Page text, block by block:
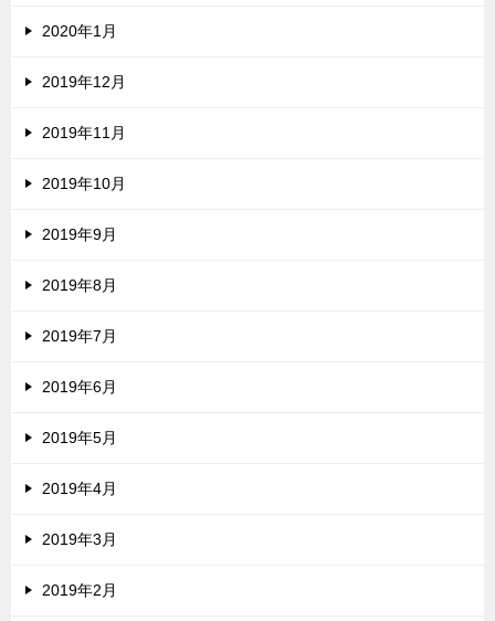
2020年1月
2019年12月
2019年11月
2019年10月
2019年9月
2019年8月
2019年7月
2019年6月
2019年5月
2019年4月
2019年3月
2019年2月